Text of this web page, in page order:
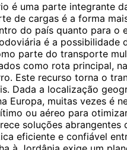
é uma parte integrante
de cargas é a forma
do país quanto para o
é a possibilidade
parte do transporte
​​como rota principal,
Este recurso torna o
Dada a localização
Europa, muitas vezes é
ou aéreo para
soluções abrangentes
eficiente e confiável